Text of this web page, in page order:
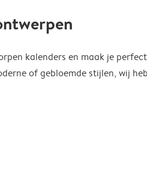
kalenders en maak je
of gebloemde stijlen, wij